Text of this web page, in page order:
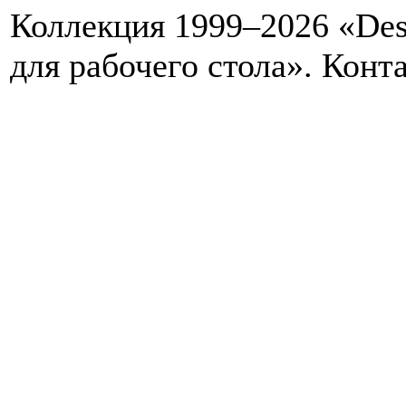
Коллекция 1999–2026
для рабочего стола».